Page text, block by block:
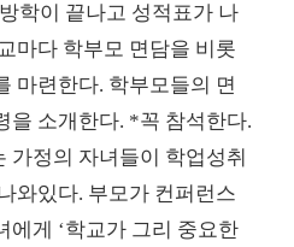
학이 끝나고 성적표가 나
마다 학부모 면담을 비롯
마련한다. 학부모들의 면
을 소개한다. *꼭 참석한다.
가정의 자녀들이 학업성취
와있다. 부모가 컨퍼런스
에게 ‘학교가 그리 중요한